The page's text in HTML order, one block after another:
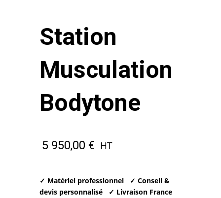
Station
Musculation
Bodytone
5 950,00 € HT
✓ Matériel professionnel
✓ Conseil &
devis personnalisé
✓ Livraison France